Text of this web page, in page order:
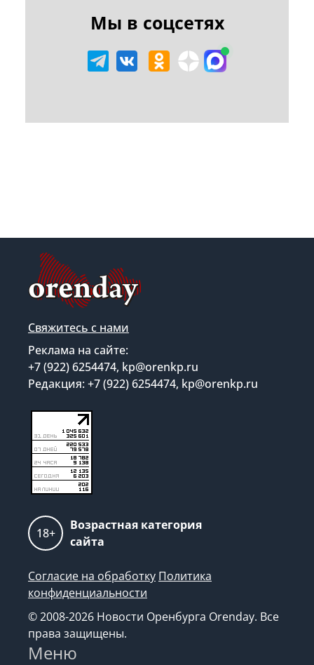
Мы в соцсетях
Свяжитесь с нами
Реклама на сайте:
+7 (922) 6254474, kp@orenkp.ru
Редакция: +7 (922) 6254474, kp@orenkp.ru
18+
Возрастная категория
сайта
Согласие на обработку Политика
конфиденциальности
© 2008-2026 Новости Оренбурга Orenday. Все
права защищены.
Меню